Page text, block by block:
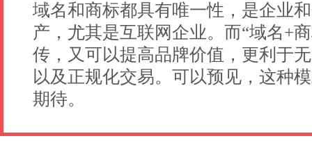
域名和商标都具有唯一性，是企业
产，尤其是互联网企业。而“域名+
传，又可以提高品牌价值，更利于
以及正规化交易。可以预见，这种
期待。
2017.07.08 峰会拍